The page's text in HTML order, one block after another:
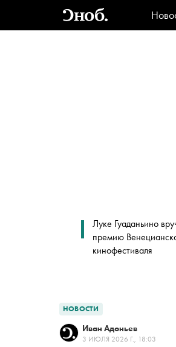
Луке Гуаданьино
премию
кинофестиваля
НОВОСТИ
Иван Адоньев
3 ИЮЛЯ 2026 Г., 18:03